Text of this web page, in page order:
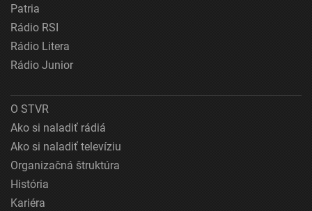
Patria
Rádio RSI
Rádio Litera
Rádio Junior
O STVR
Ako si naladiť rádiá
Ako si naladiť televíziu
Organizačná štruktúra
História
Kariéra